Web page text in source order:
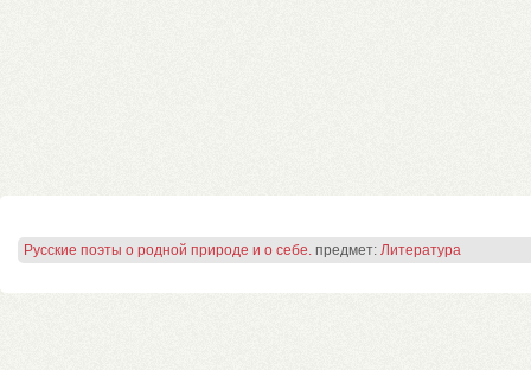
Русские поэты о родной природе и о себе. предмет: Литература